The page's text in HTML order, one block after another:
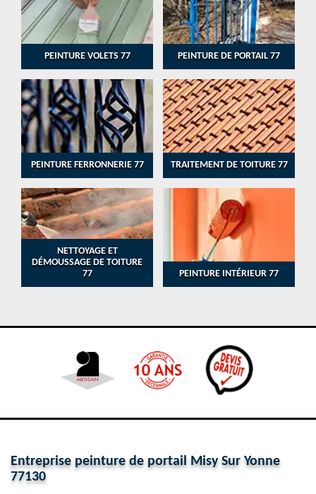
PEINTURE VOLETS 77 PEINTURE DE PORTAIL 77
PEINTURE FERRONNERIE 77 TRAITEMENT DE TOITURE 77
NETTOYAGE ET
DÉMOUSSAGE DE TOITURE
77
PEINTURE INTÉRIEUR 77
Entreprise peinture de portail Misy Sur Yonne
77130